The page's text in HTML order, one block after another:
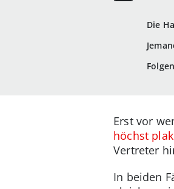
Die
Erst vor
höchst
Vertreter
In beiden